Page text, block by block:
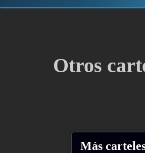
Otros
Más